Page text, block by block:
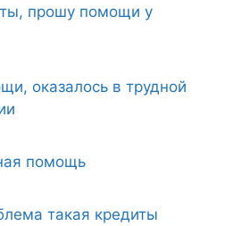
прошу помощи у
оказалось в трудной
помощь
такая кредиты